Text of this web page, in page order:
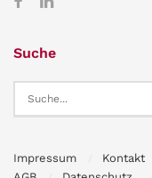
Suche
Impressum Kontakt